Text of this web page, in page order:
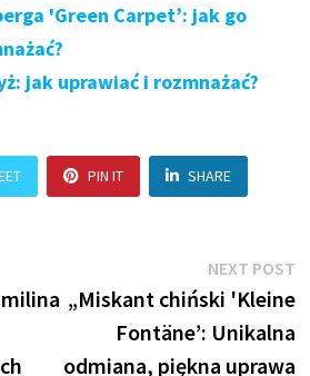
'Green Carpet’: jak go
jak uprawiać i rozmnażać?
PIN IT SHARE
NEXT POST
„Miskant chiński 'Kleine
Fontäne’: Unikalna
odmiana, piękna uprawa